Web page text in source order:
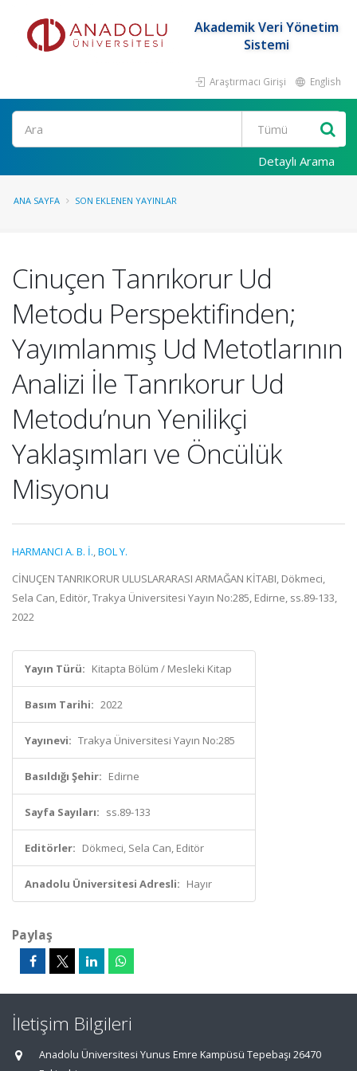
Akademik Veri Yönetim
Sistemi
Araştırmacı Girişi English
Ara
Detaylı Arama
ANA SAYFA SON EKLENEN YAYINLAR
Cinuçen Tanrıkorur Ud
Metodu Perspektifinden;
Yayımlanmış Ud Metotlarının
Analizi İle Tanrıkorur Ud
Metodu’nun Yenilikçi
Yaklaşımları ve Öncülük
Misyonu
HARMANCI A. B. İ.,BOL Y.
CİNUÇEN TANRIKORUR ULUSLARARASI ARMAĞAN KİTABI, Dökmeci,
Sela Can, Editör, Trakya Üniversitesi Yayın No:285, Edirne, ss.89-133,
2022
Yayın Türü: Kitapta Bölüm / Mesleki Kitap
Basım Tarihi: 2022
Yayınevi: Trakya Üniversitesi Yayın No:285
Basıldığı Şehir: Edirne
Sayfa Sayıları: ss.89-133
Editörler: Dökmeci, Sela Can, Editör
Anadolu Üniversitesi Adresli: Hayır
Paylaş
İletişim Bilgileri
Anadolu Üniversitesi Yunus Emre Kampüsü Tepebaşı 26470